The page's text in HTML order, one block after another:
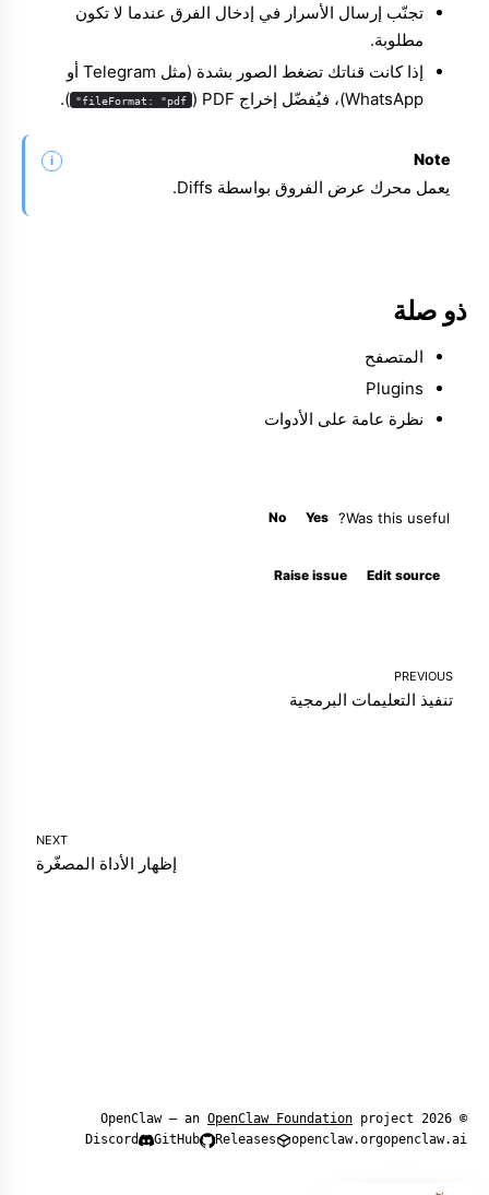
تجنّب إرسال الأسرار في إدخال الفرق عندما لا تكون
مطلوبة.
إذا كانت قناتك تضغط الصور بشدة (مثل Telegram أو
WhatsApp)، فيُفضّل إخراج PDF ‏(
fileFormat: "pdf"
).
Note
يعمل محرك عرض الفروق بواسطة Diffs
.
ذو صلة
المتصفح
Plugins
نظرة عامة على الأدوات
Was this useful?
Yes
No
Edit source
Raise issue
PREVIOUS
تنفيذ التعليمات البرمجية
NEXT
إظهار الأداة المصغّرة
© 2026 OpenClaw — an
OpenClaw Foundation project
openclaw.ai
openclaw.org
Releases
GitHub
Discord